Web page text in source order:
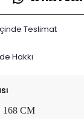
Teslimat
Hakkı
168 CM